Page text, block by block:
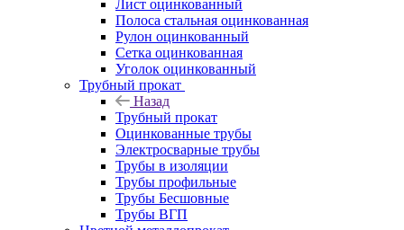
Лист оцинкованный
Полоса стальная оцинкованная
Рулон оцинкованный
Сетка оцинкованная
Уголок оцинкованный
Трубный прокат
Назад
Трубный прокат
Оцинкованные трубы
Электросварные трубы
Трубы в изоляции
Трубы профильные
Трубы Бесшовные
Трубы ВГП